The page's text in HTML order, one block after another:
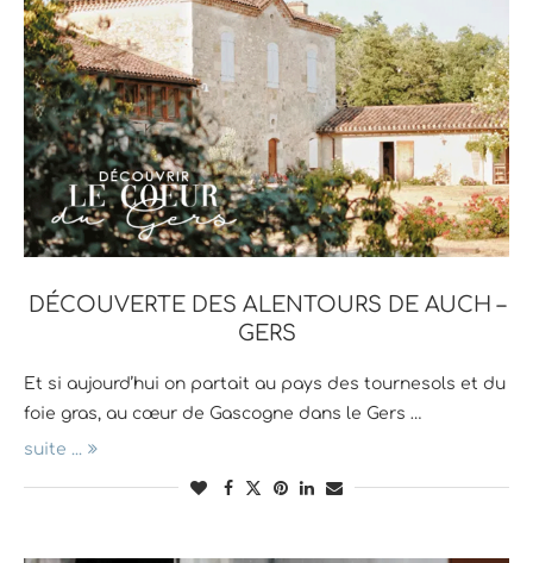
DÉCOUVERTE DES ALENTOURS DE AUCH –
GERS
Et si aujourd’hui on partait au pays des tournesols et du
foie gras, au cœur de Gascogne dans le Gers …
suite ...